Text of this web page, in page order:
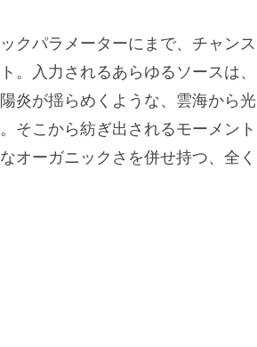
クパラメーターにまで、チャンス
。入力されるあらゆるソースは、
炎が揺らめくような、雲海から光
そこから紡ぎ出されるモーメント
オーガニックさを併せ持つ、全く